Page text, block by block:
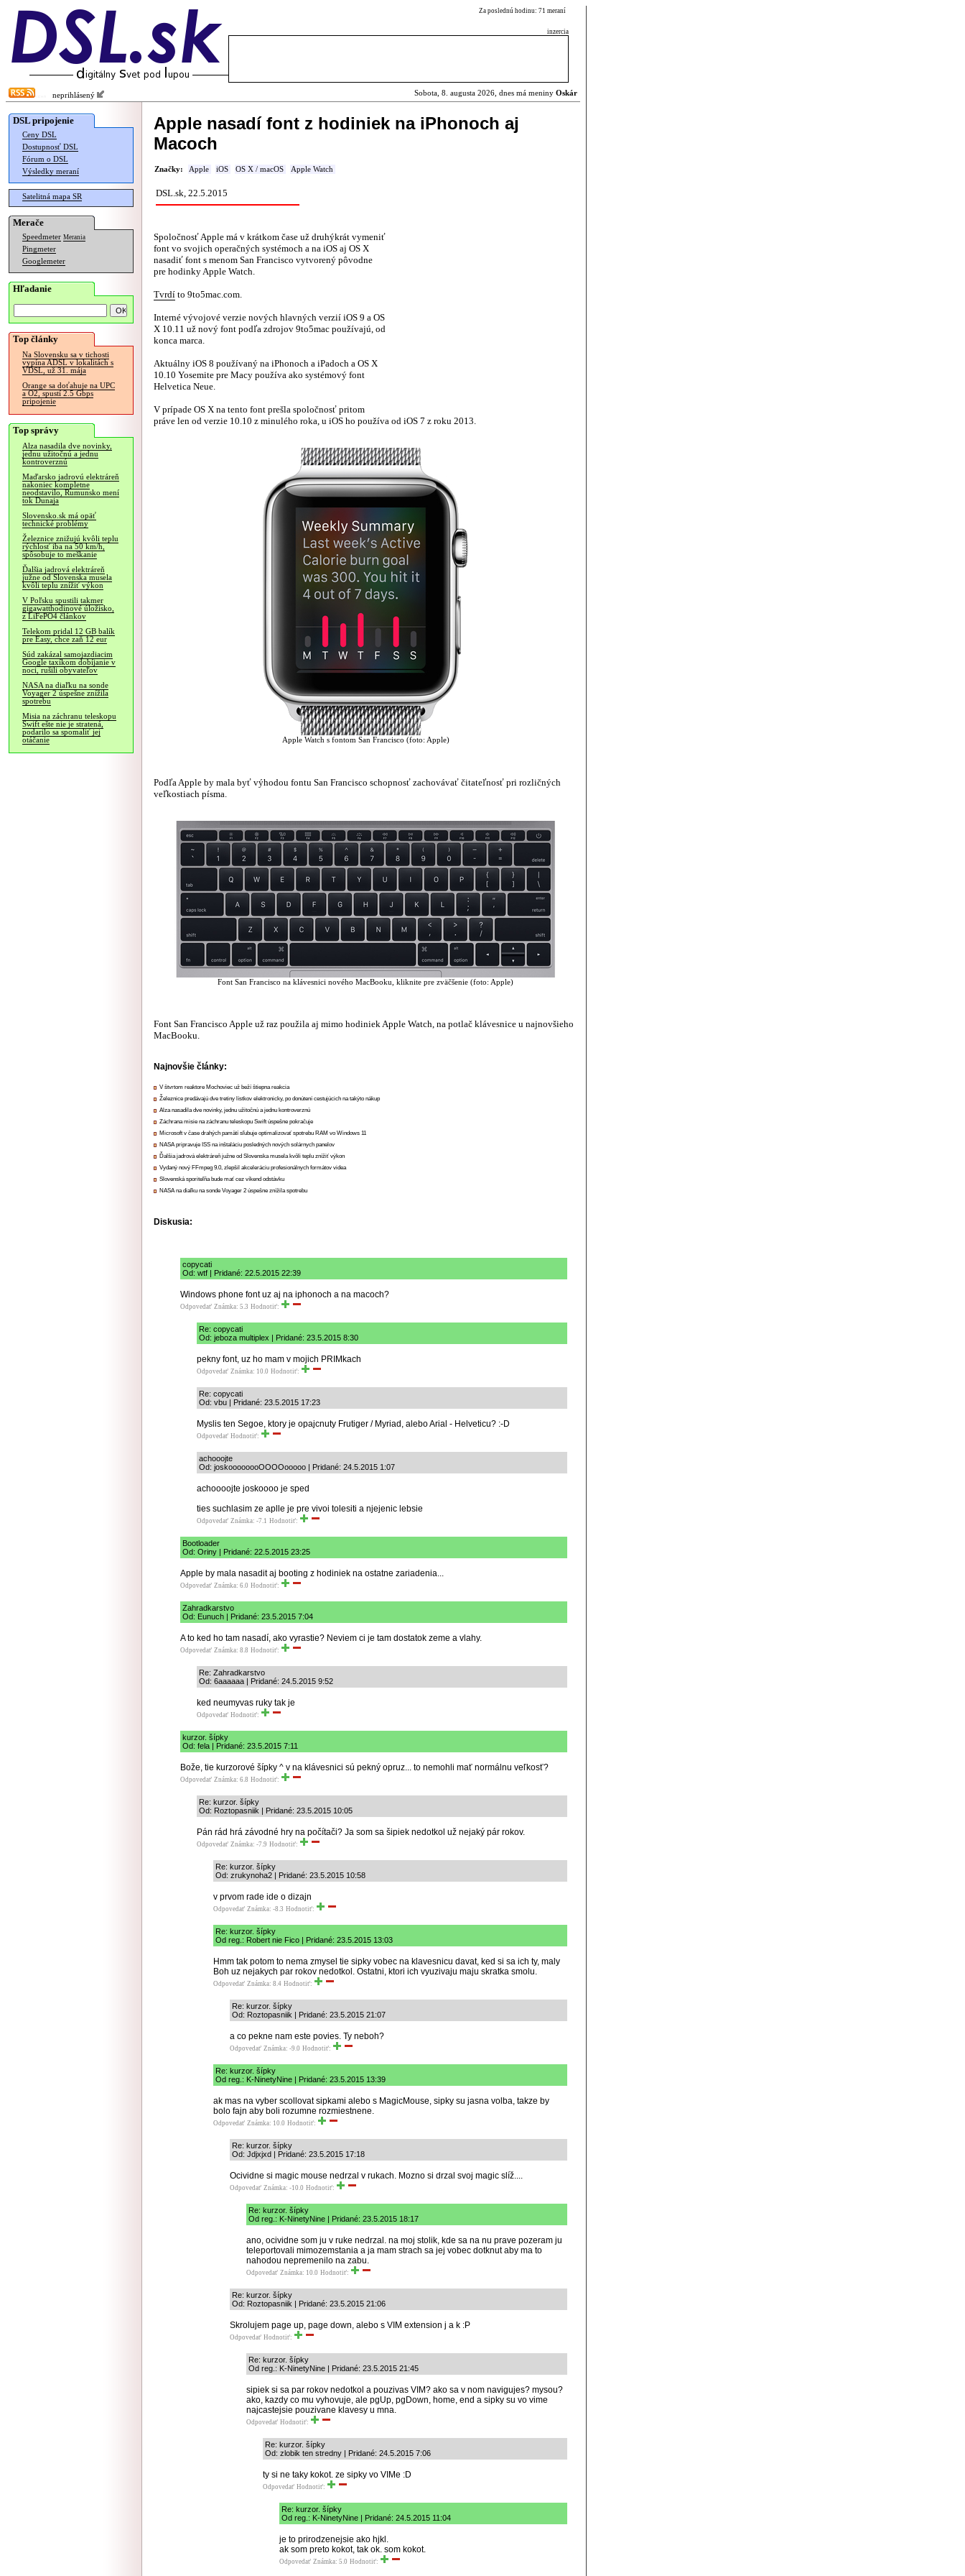
Za poslednú hodinu: 71 meraní
inzercia
neprihlásený Sobota, 8. augusta 2026, dnes má meniny Oskár
DSL pripojenie
Ceny DSL
Dostupnosť DSL
Fórum o DSL
Výsledky meraní
Satelitná mapa SR
Merače
Speedmeter Merania
Pingmeter
Googlemeter
Hľadanie
Top články
Na Slovensku sa v tichosti
vypína ADSL v lokalitách s
VDSL, už 31. mája
Orange sa doťahuje na UPC
a O2, spustí 2.5 Gbps
pripojenie
Top správy
Alza nasadila dve novinky,
jednu užitočnú a jednu
kontroverznú
Maďarsko jadrovú elektráreň
nakoniec kompletne
neodstavilo, Rumunsko mení
tok Dunaja
Slovensko.sk má opäť
technické problémy
Železnice znižujú kvôli teplu
rýchlosť iba na 50 km/h,
spôsobuje to meškanie
Ďalšia jadrová elektráreň
južne od Slovenska musela
kvôli teplu znížiť výkon
V Poľsku spustili takmer
gigawatthodinové úložisko,
z LiFePO4 článkov
Telekom pridal 12 GB balík
pre Easy, chce zaň 12 eur
Súd zakázal samojazdiacim
Google taxíkom dobíjanie v
noci, rušili obyvateľov
NASA na diaľku na sonde
Voyager 2 úspešne znížila
spotrebu
Misia na záchranu teleskopu
Swift ešte nie je stratená,
podarilo sa spomaliť jej
otáčanie
Apple nasadí font z hodiniek na iPhonoch aj
Macoch
Značky: Apple iOS OS X / macOS Apple Watch
DSL.sk, 22.5.2015
Spoločnosť Apple má v krátkom čase už druhýkrát vymeniť
font vo svojich operačných systémoch a na iOS aj OS X
nasadiť font s menom San Francisco vytvorený pôvodne
pre hodinky Apple Watch.
Tvrdí to 9to5mac.com.
Interné vývojové verzie nových hlavných verzií iOS 9 a OS
X 10.11 už nový font podľa zdrojov 9to5mac používajú, od
konca marca.
Aktuálny iOS 8 používaný na iPhonoch a iPadoch a OS X
10.10 Yosemite pre Macy používa ako systémový font
Helvetica Neue.
V prípade OS X na tento font prešla spoločnosť pritom
práve len od verzie 10.10 z minulého roka, u iOS ho používa od iOS 7 z roku 2013.
Apple Watch s fontom San Francisco (foto: Apple)
Podľa Apple by mala byť výhodou fontu San Francisco schopnosť zachovávať čitateľnosť pri rozličných
veľkostiach písma.
Font San Francisco na klávesnici nového MacBooku, kliknite pre zväčšenie (foto: Apple)
Font San Francisco Apple už raz použila aj mimo hodiniek Apple Watch, na potlač klávesnice u najnovšieho
MacBooku.
Najnovšie články:
V štvrtom reaktore Mochoviec už beží štiepna reakcia
Železnice predávajú dve tretiny lístkov elektronicky, po donútení cestujúcich na takýto nákup
Alza nasadila dve novinky, jednu užitočnú a jednu kontroverznú
Záchrana misie na záchranu teleskopu Swift úspešne pokračuje
Microsoft v čase drahých pamätí sľubuje optimalizovať spotrebu RAM vo Windows 11
NASA pripravuje ISS na inštaláciu posledných nových solárnych panelov
Ďalšia jadrová elektráreň južne od Slovenska musela kvôli teplu znížiť výkon
Vydaný nový FFmpeg 9.0, zlepšil akceleráciu profesionálnych formátov videa
Slovenská sporiteľňa bude mať cez víkend odstávku
NASA na diaľku na sonde Voyager 2 úspešne znížila spotrebu
Diskusia:
copycati
Od: wtf | Pridané: 22.5.2015 22:39
Windows phone font uz aj na iphonoch a na macoch?
Odpovedať Známka: 5.3 Hodnotiť:
Re: copycati
Od: jeboza multiplex | Pridané: 23.5.2015 8:30
pekny font, uz ho mam v mojich PRIMkach
Odpovedať Známka: 10.0 Hodnotiť:
Re: copycati
Od: vbu | Pridané: 23.5.2015 17:23
Myslis ten Segoe, ktory je opajcnuty Frutiger / Myriad, alebo Arial - Helveticu? :-D
Odpovedať Hodnotiť:
achooojte
Od: joskoooooooOOOOooooo | Pridané: 24.5.2015 1:07
achoooojte joskoooo je sped
ties suchlasim ze aplle je pre vivoi tolesiti a njejenic lebsie
Odpovedať Známka: -7.1 Hodnotiť:
Bootloader
Od: Oriny | Pridané: 22.5.2015 23:25
Apple by mala nasadit aj booting z hodiniek na ostatne zariadenia...
Odpovedať Známka: 6.0 Hodnotiť:
Zahradkarstvo
Od: Eunuch | Pridané: 23.5.2015 7:04
A to ked ho tam nasadí, ako vyrastie? Neviem ci je tam dostatok zeme a vlahy.
Odpovedať Známka: 8.8 Hodnotiť:
Re: Zahradkarstvo
Od: 6aaaaaa | Pridané: 24.5.2015 9:52
ked neumyvas ruky tak je
Odpovedať Hodnotiť:
kurzor. šípky
Od: fela | Pridané: 23.5.2015 7:11
Bože, tie kurzorové šípky ^ v na klávesnici sú pekný opruz... to nemohli mať normálnu veľkosť?
Odpovedať Známka: 6.8 Hodnotiť:
Re: kurzor. šípky
Od: Roztopasniik | Pridané: 23.5.2015 10:05
Pán rád hrá závodné hry na počítači? Ja som sa šipiek nedotkol už nejaký pár rokov.
Odpovedať Známka: -7.9 Hodnotiť:
Re: kurzor. šípky
Od: zrukynoha2 | Pridané: 23.5.2015 10:58
v prvom rade ide o dizajn
Odpovedať Známka: -8.3 Hodnotiť:
Re: kurzor. šípky
Od reg.: Robert nie Fico | Pridané: 23.5.2015 13:03
Hmm tak potom to nema zmysel tie sipky vobec na klavesnicu davat, ked si sa ich ty, maly
Boh uz nejakych par rokov nedotkol. Ostatni, ktori ich vyuzivaju maju skratka smolu.
Odpovedať Známka: 8.4 Hodnotiť:
Re: kurzor. šípky
Od: Roztopasniik | Pridané: 23.5.2015 21:07
a co pekne nam este povies. Ty neboh?
Odpovedať Známka: -9.0 Hodnotiť:
Re: kurzor. šípky
Od reg.: K-NinetyNine | Pridané: 23.5.2015 13:39
ak mas na vyber scollovat sipkami alebo s MagicMouse, sipky su jasna volba, takze by
bolo fajn aby boli rozumne rozmiestnene.
Odpovedať Známka: 10.0 Hodnotiť:
Re: kurzor. šípky
Od: Jdjxjxd | Pridané: 23.5.2015 17:18
Ocividne si magic mouse nedrzal v rukach. Mozno si drzal svoj magic slíž....
Odpovedať Známka: -10.0 Hodnotiť:
Re: kurzor. šípky
Od reg.: K-NinetyNine | Pridané: 23.5.2015 18:17
ano, ocividne som ju v ruke nedrzal. na moj stolik, kde sa na nu prave pozeram ju
teleportovali mimozemstania a ja mam strach sa jej vobec dotknut aby ma to
nahodou nepremenilo na zabu.
Odpovedať Známka: 10.0 Hodnotiť:
Re: kurzor. šípky
Od: Roztopasniik | Pridané: 23.5.2015 21:06
Skrolujem page up, page down, alebo s VIM extension j a k :P
Odpovedať Hodnotiť:
Re: kurzor. šípky
Od reg.: K-NinetyNine | Pridané: 23.5.2015 21:45
sipiek si sa par rokov nedotkol a pouzivas VIM? ako sa v nom navigujes? mysou?
ako, kazdy co mu vyhovuje, ale pgUp, pgDown, home, end a sipky su vo vime
najcastejsie pouzivane klavesy u mna.
Odpovedať Hodnotiť:
Re: kurzor. šípky
Od: zlobik ten stredny | Pridané: 24.5.2015 7:06
ty si ne taky kokot. ze sipky vo VIMe :D
Odpovedať Hodnotiť:
Re: kurzor. šípky
Od reg.: K-NinetyNine | Pridané: 24.5.2015 11:04
je to prirodzenejsie ako hjkl.
ak som preto kokot, tak ok. som kokot.
Odpovedať Známka: 5.0 Hodnotiť: